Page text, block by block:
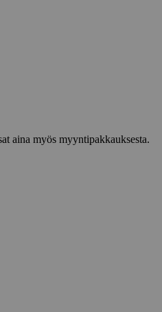
aina myös myyntipakkauksesta.